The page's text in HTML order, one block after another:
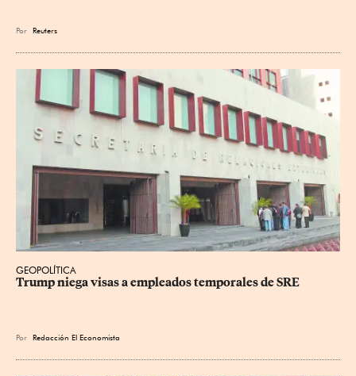
Por Reuters
GEOPOLÍTICA
Trump niega visas a empleados temporales de SRE
Por Redacción El Economista